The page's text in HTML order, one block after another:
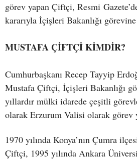
görev yapan Çiftçi, Resmi
kararıyla İçişleri Bakanlığı
MUSTAFA ÇİFTÇİ KİMDİR?
Cumhurbaşkanı Recep Tayyip
Mustafa Çiftçi, İçişleri Bakanlığı
yıllardır mülki idarede çeşitli
olarak Erzurum Valisi olarak görev
1970 yılında Konya’nın Çumra
Çiftçi, 1995 yılında Ankara